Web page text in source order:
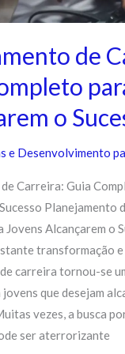
de
o
e Desenvolvimento
Carreira: Guia
Planejamento
Alcançarem o
transformação
carreira tornou-se
que desejam
vezes, a busca
ser aterrorizante